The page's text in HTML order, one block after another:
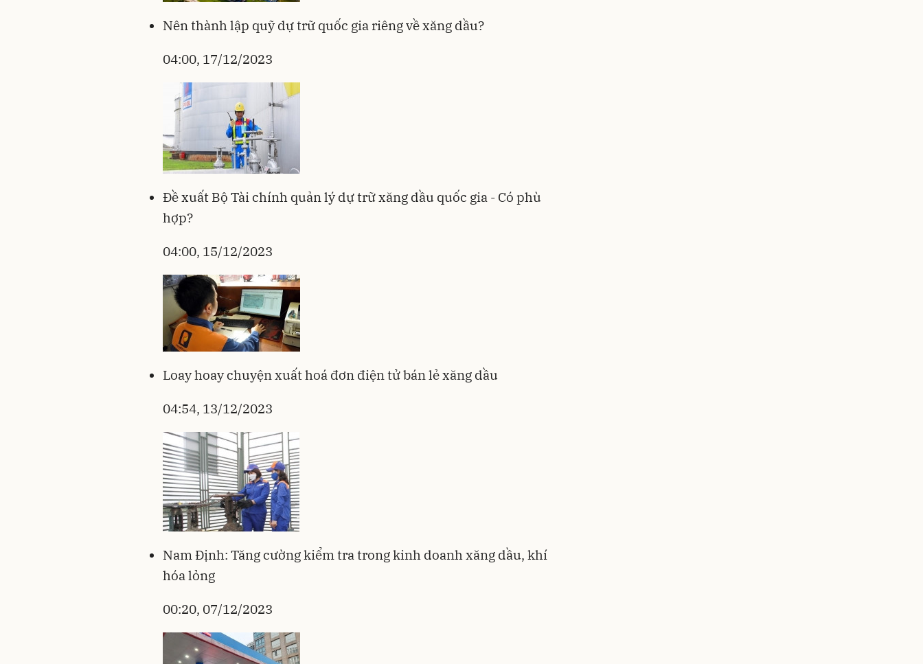
Nên thành lập quỹ dự trữ quốc gia riêng về xăng dầu?
04:00, 17/12/2023
Đề xuất Bộ Tài chính quản lý dự trữ xăng dầu quốc gia - Có phù
hợp?
04:00, 15/12/2023
Loay hoay chuyện xuất hoá đơn điện tử bán lẻ xăng dầu
04:54, 13/12/2023
Nam Định: Tăng cường kiểm tra trong kinh doanh xăng dầu, khí
hóa lỏng
00:20, 07/12/2023